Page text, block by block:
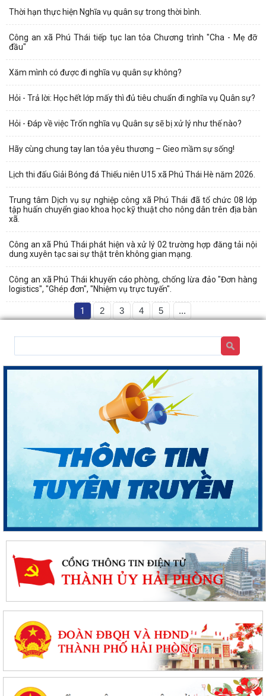
Thời hạn thực hiện Nghĩa vụ quân sự trong thời bình.
Công an xã Phú Thái tiếp tục lan tỏa Chương trình "Cha - Mẹ đỡ
đầu"
Xăm mình có được đi nghĩa vụ quân sự không?
Hỏi - Trả lời: Học hết lớp mấy thì đủ tiêu chuẩn đi nghĩa vụ Quân sự?
Hỏi - Đáp về việc Trốn nghĩa vụ Quân sự sẽ bị xử lý như thế nào?
Hãy cùng chung tay lan tỏa yêu thương – Gieo mầm sự sống!
Lịch thi đấu Giải Bóng đá Thiếu niên U15 xã Phú Thái Hè năm 2026.
Trung tâm Dịch vụ sự nghiệp công xã Phú Thái đã tổ chức 08 lớp
tập huấn chuyển giao khoa học kỹ thuật cho nông dân trên địa bàn
xã.
Công an xã Phú Thái phát hiện và xử lý 02 trường hợp đăng tải nội
dung xuyên tạc sai sự thật trên không gian mạng.
Công an xã Phú Thái khuyến cáo phòng, chống lừa đảo "Đơn hàng
logistics", "Ghép đơn", "Nhiệm vụ trực tuyến".
1 2 3 4 5 ...